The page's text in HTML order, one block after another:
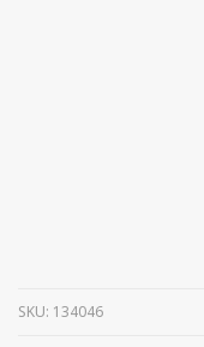
SKU: 134046